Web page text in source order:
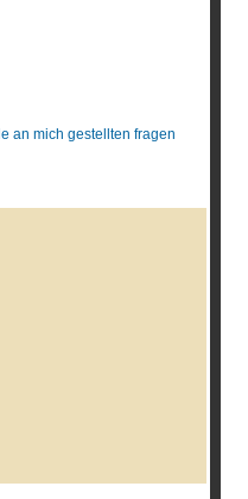
an mich gestellten fragen